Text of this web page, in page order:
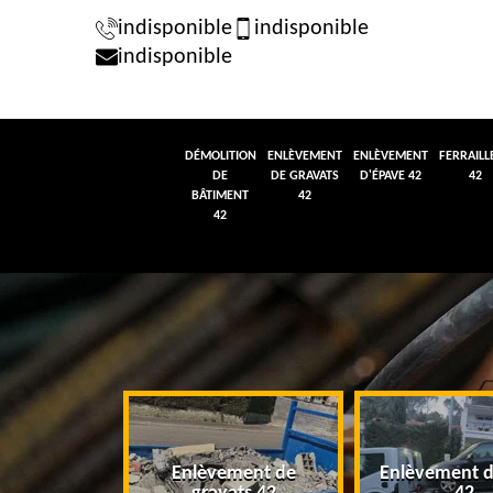
indisponible
indisponible
indisponible
DÉMOLITION
DE
BÂTIMENT
42
ENLÈVEMENT
DE GRAVATS
42
ENLÈVEMENT
D'ÉPAVE 42
42
Enlèvement de
Enlèvement